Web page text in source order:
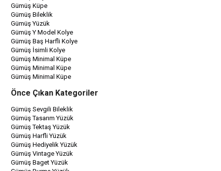
Gümüş Küpe
Gümüş Bileklik
Gümüş Yüzük
Gümüş Y Model Kolye
Gümüş Baş Harfli Kolye
Gümüş İsimli Kolye
Gümüş Minimal Küpe
Gümüş Minimal Küpe
Gümüş Minimal Küpe
Önce Çıkan Kategoriler
Gümüş Sevgili Bileklik
Gümüş Tasarım Yüzük
Gümüş Tektaş Yüzük
Gümüş Harfli Yüzük
Gümüş Hediyelik Yüzük
Gümüş Vintage Yüzük
Gümüş Baget Yüzük